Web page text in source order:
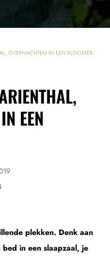
OVERNACHTEN IN EEN KLOOSTER
EEN
plekken. Denk aan
in een slaapzaal, je